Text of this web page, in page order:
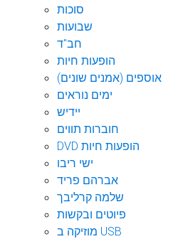
סוכות
שבועות
חב"ד
הופעות חיות
אוספים (אמנים שונים)
ימים נוראים
יידיש
חוברות תווים
DVD הופעות חיות
ישי ריבו
אברהם פריד
שלמה קרליבך
פיוטים ובקשות
מוזיקה ב USB